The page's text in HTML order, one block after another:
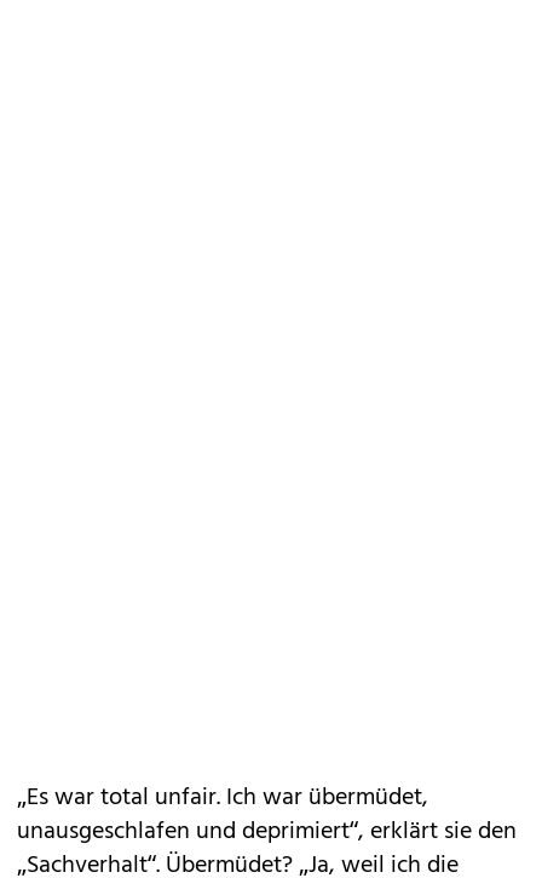
„Es war total unfair. Ich war übermüdet,
unausgeschlafen und deprimiert“, erklärt sie den
„Sachverhalt“. Übermüdet? „Ja, weil ich die